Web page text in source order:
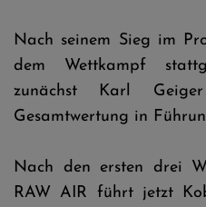
Nach seinem Sieg im
dem Wettkampf
zunächst Karl
Gesamtwertung in
Nach den ersten drei
RAW AIR führt jetzt